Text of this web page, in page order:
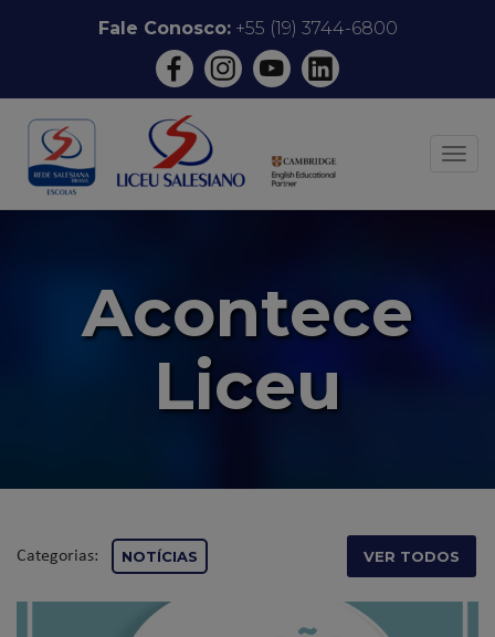
conteúdo
Fale Conosco:+55 (19) 3744-6800
Acontece
Liceu
Categorias: NOTÍCIAS VER TODOS